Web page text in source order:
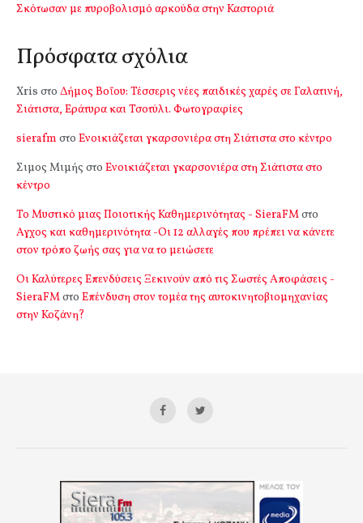
Σκότωσαν με πυροβολισμό αρκούδα στην Καστοριά
Πρόσφατα σχόλια
Xris στο Δήμος Βοΐου: Τέσσερις νέες παιδικές χαρές σε Γαλατινή,
Σιάτιστα, Εράτυρα και Τσοτύλι. Φωτογραφίες
sierafm στο Ενοικιάζεται γκαρσονιέρα στη Σιάτιστα στο κέντρο
Σιμος Μιμής στο Ενοικιάζεται γκαρσονιέρα στη Σιάτιστα στο
κέντρο
Το Μυστικό μιας Ποιοτικής Καθημερινότητας - SieraFMστο
Αγχος και καθημερινότητα -Οι 12 αλλαγές που πρέπει να κάνετε
στον τρόπο ζωής σας για να το μειώσετε
Οι Καλύτερες Επενδύσεις Ξεκινούν από τις Σωστές Αποφάσεις -
SieraFMστο Επένδυση στον τομέα της αυτοκινητοβιομηχανίας
στην Κοζάνη?